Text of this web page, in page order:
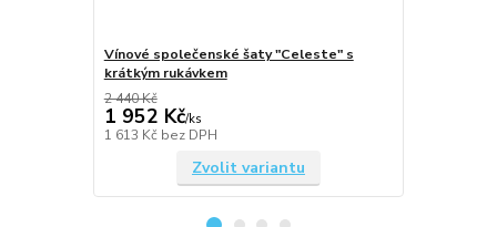
Vínové společenské šaty "Celeste" s
krátkým rukávkem
2 440 Kč
1 952 Kč/ks
1 613 Kč bez DPH
Zvolit variantu